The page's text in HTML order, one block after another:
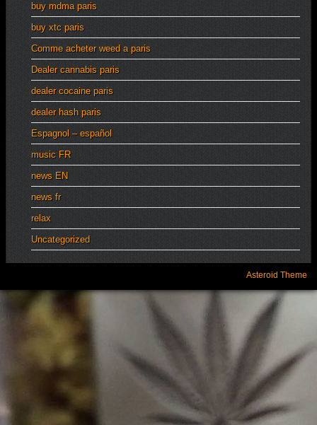
buy mdma paris
buy xtc paris
Comme acheter weed a paris
Dealer cannabis paris
dealer cocaine paris
dealer hash paris
Espagnol – español
music FR
news EN
news fr
relax
Uncategorized
Asteroid Theme